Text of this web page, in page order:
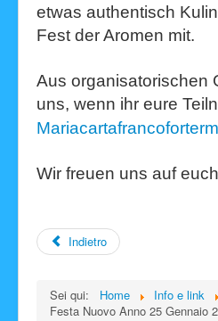
etwas authentisch
Fest der Aromen mit.
Aus organisatorischen
uns, wenn ihr eure
Wir freuen uns auf
Indietro
Sei qui: Home Info e link
Festa Nuovo Anno 25 Gennaio